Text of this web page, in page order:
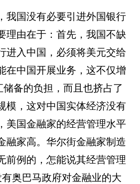
我国没有必要引进外国银行
理由在于：首先，我国不缺
进入中国，必须将美元交给
在中国开展业务，这不仅增
储备的负担，而且也挤占了
模，这对中国实体经济没有
美国金融家的经营管理水平
融家高。华尔街金融家制造
前例的，怎能说其经营管理
奥巴马政府对金融业的大